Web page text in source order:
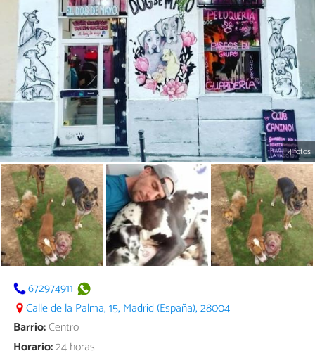
4 fotos
672974911
Calle de la Palma, 15, Madrid (España), 28004
Barrio:Centro
Horario:24 horas